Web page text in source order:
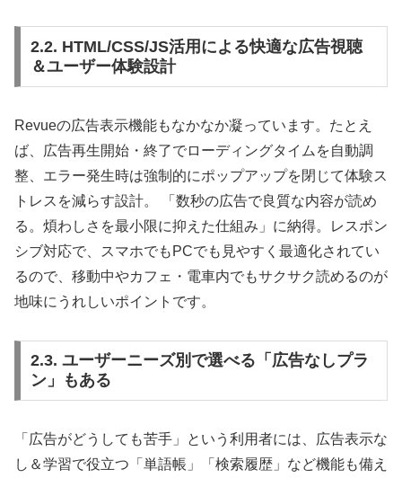
2.2. HTML/CSS/JS活用による快適な広告視聴
＆ユーザー体験設計
Revueの広告表示機能もなかなか凝っています。たとえ
ば、広告再生開始・終了でローディングタイムを自動調
整、エラー発生時は強制的にポップアップを閉じて体験ス
トレスを減らす設計。 「数秒の広告で良質な内容が読め
る。煩わしさを最小限に抑えた仕組み」に納得。レスポン
シブ対応で、スマホでもPCでも見やすく最適化されてい
るので、移動中やカフェ・電車内でもサクサク読めるのが
地味にうれしいポイントです。
2.3. ユーザーニーズ別で選べる「広告なしプラ
ン」もある
「広告がどうしても苦手」という利用者には、広告表示な
し＆学習で役立つ「単語帳」「検索履歴」など機能も備え